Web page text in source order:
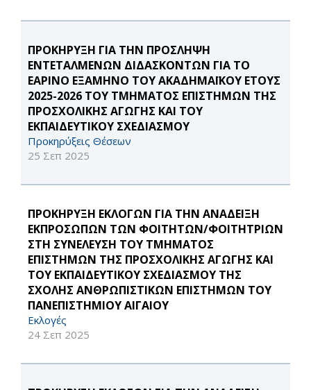
ΠΡΟΚΗΡΥΞΗ ΓΙΑ ΤΗΝ ΠΡΟΣΛΗΨΗ
ΕΝΤΕΤΑΛΜΕΝΩΝ ΔΙΔΑΣΚΟΝΤΩΝ ΓΙΑ ΤΟ
ΕΑΡΙΝΟ ΕΞΑΜΗΝΟ ΤΟΥ ΑΚΑΔΗΜΑΪΚΟΥ ΕΤΟΥΣ
2025-2026 ΤΟΥ ΤΜΗΜΑΤΟΣ ΕΠΙΣΤΗΜΩΝ ΤΗΣ
ΠΡΟΣΧΟΛΙΚΗΣ ΑΓΩΓΗΣ ΚΑΙ ΤΟΥ
ΕΚΠΑΙΔΕΥΤΙΚΟΥ ΣΧΕΔΙΑΣΜΟΥ
Προκηρύξεις Θέσεων
25 Σεπ 2025
ΠΡΟΚΗΡΥΞΗ ΕΚΛΟΓΩΝ ΓΙΑ ΤΗΝ ΑΝΑΔΕΙΞΗ
ΕΚΠΡΟΣΩΠΩΝ ΤΩΝ ΦΟΙΤΗΤΩΝ/ΦΟΙΤΗΤΡΙΩΝ
ΣΤΗ ΣΥΝΕΛΕΥΣΗ ΤΟΥ ΤΜΗΜΑΤΟΣ
ΕΠΙΣΤΗΜΩΝ ΤΗΣ ΠΡΟΣΧΟΛΙΚΗΣ ΑΓΩΓΗΣ ΚΑΙ
ΤΟΥ ΕΚΠΑΙΔΕΥΤΙΚΟΥ ΣΧΕΔΙΑΣΜΟΥ ΤΗΣ
ΣΧΟΛΗΣ ΑΝΘΡΩΠΙΣΤΙΚΩΝ ΕΠΙΣΤΗΜΩΝ ΤΟΥ
ΠΑΝΕΠΙΣΤΗΜΙΟΥ ΑΙΓΑΙΟΥ
Εκλογές
24 Σεπ 2025